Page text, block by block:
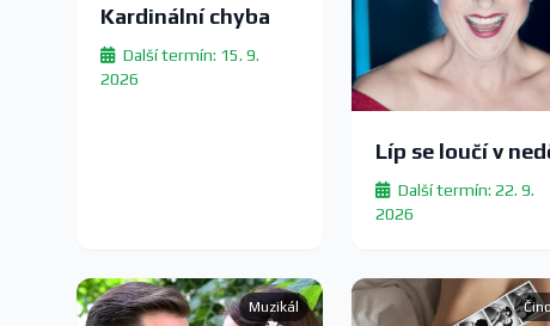
Kardinální chyba
Další termín: 15. 9.
2026
Líp se loučí v
Další termín: 22. 9.
2026
Muzikál